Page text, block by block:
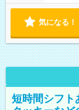
気になる！
短時間シフト